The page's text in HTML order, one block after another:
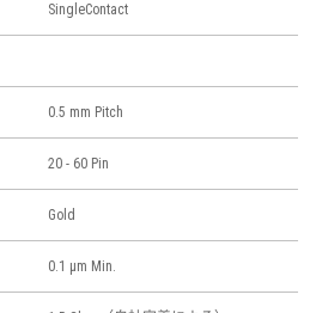
SingleContact
0.5 mm Pitch
20 - 60 Pin
Gold
0.1 μm Min.